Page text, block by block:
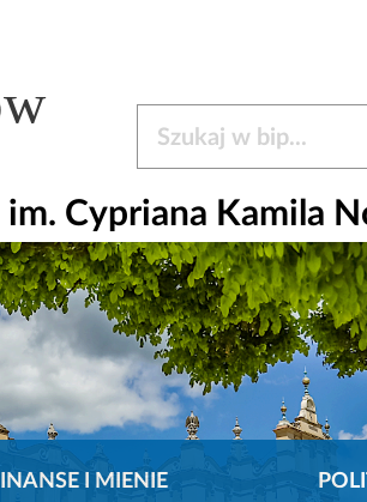
im. Cypriana Kamila
I MIENIE